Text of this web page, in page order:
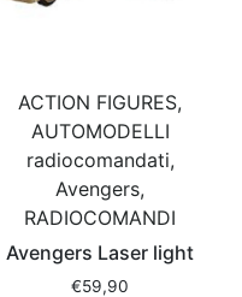
ACTION FIGURES,
AUTOMODELLI
radiocomandati,
Avengers,
RADIOCOMANDI
Avengers Laser light
€59,90